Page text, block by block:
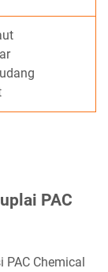
PAC
Chemical